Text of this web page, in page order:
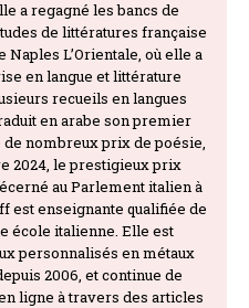
a regagné les bancs de
de littératures française
L’Orientale, où elle a
en langue et littérature
recueils en langues
en arabe son premier
nombreux prix de poésie,
2024, le prestigieux prix
au Parlement italien à
est enseignante qualifiée de
école italienne. Elle est
personnalisés en métaux
2006, et continue de
ligne à travers des articles